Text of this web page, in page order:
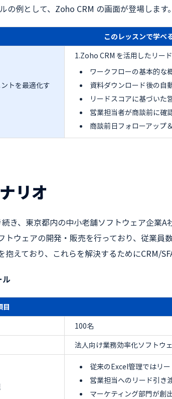
の例として、Zoho CRM の画面が登場します。
このレッスンで学べ
トを最適化す
1.Zoho CRM を活用したリー
ワークフローの基本的な
資料ダウンロード後の自
リードスコアに基づいた
営業担当者が商談前に確
商談前日フォローアップ
リオ
続き、東京都内の中小老舗ソフトウェア企業
トウェアの開発・販売を行っており、従業員
抱えており、これらを解決するためにCRM/
ル
目
100名
法人向け業務効率化ソフトウ
従来のExcel管理ではリ
営業担当へのリード引き
マーケティング部門が創